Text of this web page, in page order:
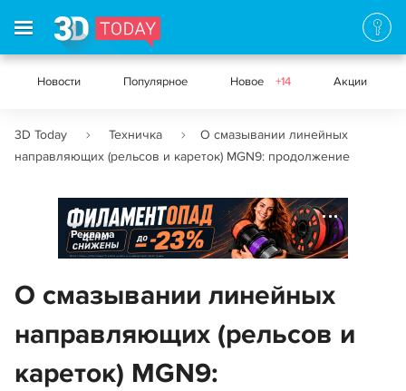
Новости Популярное Новое +14 Акции
3D Today Техничка
О смазывании линейных
направляющих (рельсов и кареток) MGN9: продолжение
Реклама
О смазывании линейных
направляющих (рельсов и
кареток) MGN9: